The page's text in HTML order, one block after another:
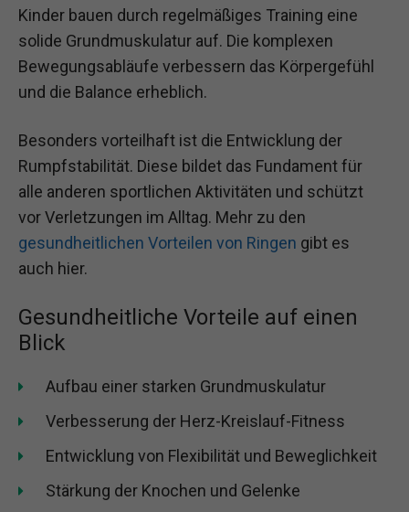
Kinder bauen durch regelmäßiges Training eine
solide Grundmuskulatur auf. Die komplexen
Bewegungsabläufe verbessern das Körpergefühl
und die Balance erheblich.
Besonders vorteilhaft ist die Entwicklung der
Rumpfstabilität. Diese bildet das Fundament für
alle anderen sportlichen Aktivitäten und schützt
vor Verletzungen im Alltag. Mehr zu den
gesundheitlichen Vorteilen von Ringen gibt es
auch hier.
Gesundheitliche Vorteile auf einen
Blick
Aufbau einer starken Grundmuskulatur
Verbesserung der Herz-Kreislauf-Fitness
Entwicklung von Flexibilität und Beweglichkeit
Stärkung der Knochen und Gelenke